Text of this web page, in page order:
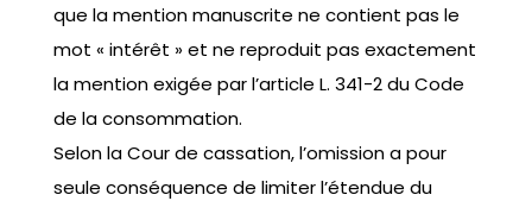
que la mention manuscrite ne contient pas le
mot « intérêt » et ne reproduit pas exactement
la mention exigée par l’article L. 341-2 du Code
de la consommation.
Selon la Cour de cassation, l’omission a pour
seule conséquence de limiter l’étendue du